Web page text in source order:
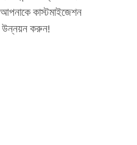
কাস্টমাইজেশন
উন্নয়ন করুন!